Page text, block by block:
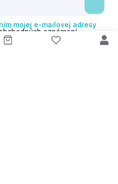
mojej e-mailovej adresy
oznámení
s čl. 6 ods. 1 písm. a)
súhlas môžem kedykoľvek